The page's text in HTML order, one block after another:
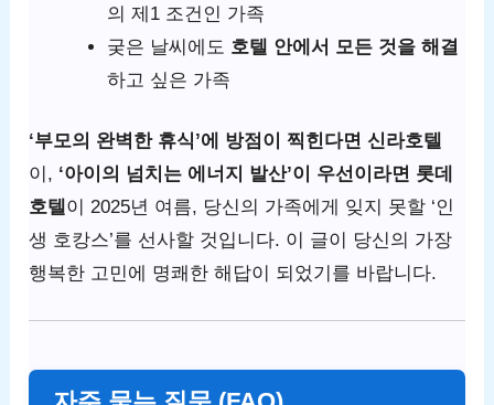
의 제1 조건인 가족
궂은 날씨에도 호텔 안에서 모든 것을 해결
하고 싶은 가족
‘부모의 완벽한 휴식’에 방점이 찍힌다면 신라호텔
이, ‘아이의 넘치는 에너지 발산’이 우선이라면 롯데
호텔 이 2025년 여름, 당신의 가족에게 잊지 못할 ‘인
생 호캉스’를 선사할 것입니다. 이 글이 당신의 가장
행복한 고민에 명쾌한 해답이 되었기를 바랍니다.